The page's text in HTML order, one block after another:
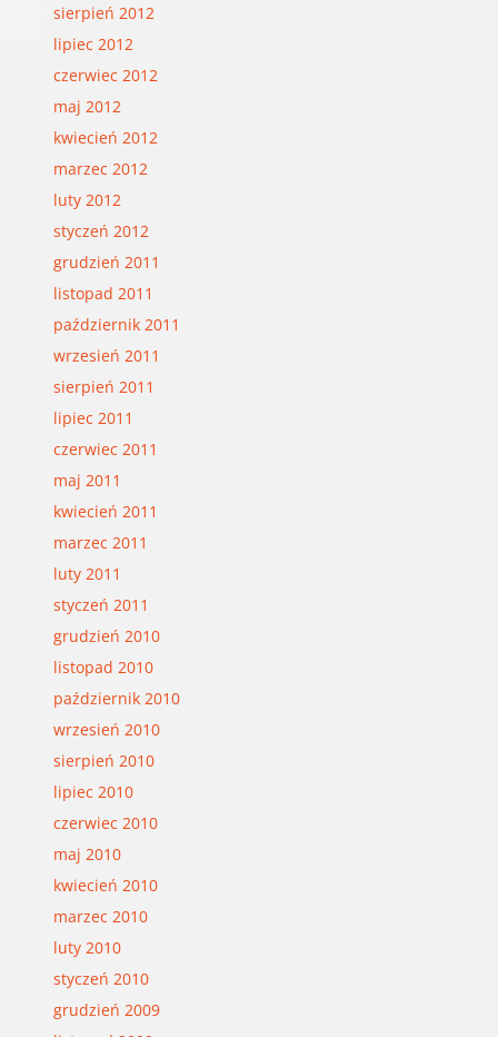
sierpień 2012
lipiec 2012
czerwiec 2012
maj 2012
kwiecień 2012
marzec 2012
luty 2012
styczeń 2012
grudzień 2011
listopad 2011
październik 2011
wrzesień 2011
sierpień 2011
lipiec 2011
czerwiec 2011
maj 2011
kwiecień 2011
marzec 2011
luty 2011
styczeń 2011
grudzień 2010
listopad 2010
październik 2010
wrzesień 2010
sierpień 2010
lipiec 2010
czerwiec 2010
maj 2010
kwiecień 2010
marzec 2010
luty 2010
styczeń 2010
grudzień 2009